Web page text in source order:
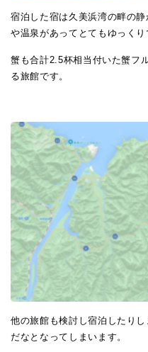
宿泊した宿は久美浜湾の畔の
や温泉があってとてもゆっくり
蟹も合計2.5杯相当付いた蟹フ
る旅館です。
他の旅館も検討し宿泊したり
だなとなってしまいます。